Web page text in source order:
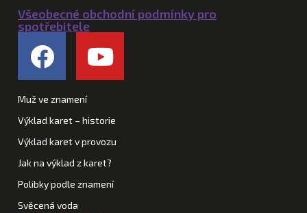
Všeobecné obchodní podmínky pro
spotřebitele
Muž ve znamení
Výklad karet – historie
Výklad karet v provozu
Jak na výklad z karet?
Polibky podle znamení
Svěcená voda